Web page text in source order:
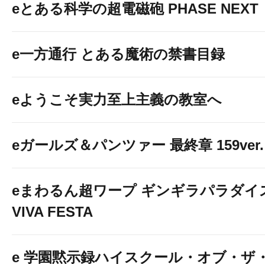
eとある科学の超電磁砲 PHASE NEXT
e一方通行 とある魔術の禁書目録
eようこそ実力至上主義の教室へ
eガールズ＆パンツァー 最終章 159ver.
eまわるん超ワープ ギンギラパラダイ
VIVA FESTA
e 学園黙示録ハイスクール・オブ・ザ